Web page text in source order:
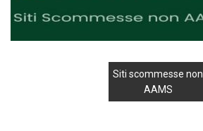
Siti scommesse non
AAMS